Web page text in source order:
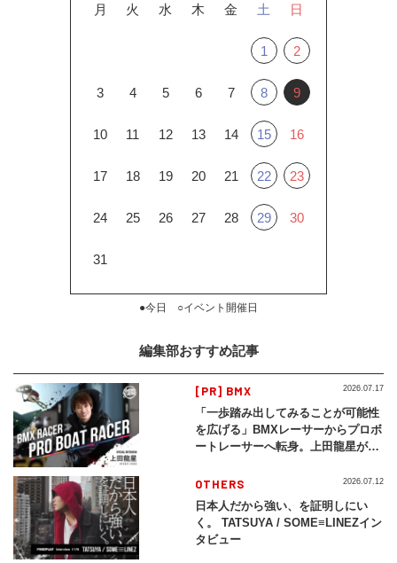
月 火 水 木 金 土 日
1 2
3 4 5 6 7 8 9
10 11 12 13 14 15 16
17 18 19 20 21 22 23
24 25 26 27 28 29 30
31
●今日 ○イベント開催日
編集部おすすめ記事
[PR] BMX
「一歩踏み出してみることが可能性
を広げる」BMXレーサーからプロボ
ートレーサーへ転身。上田龍星が体
2026.07.17
OTHERS
日本人だから強い、を証明しにい
く。 TATSUYA / SOME≡LINEZイン
タビュー
2026.07.12